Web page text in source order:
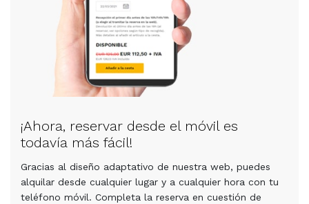
¡Ahora, reservar desde el móvil es
todavía más fácil!
Gracias al diseño adaptativo de nuestra web, puedes
alquilar desde cualquier lugar y a cualquier hora con tu
teléfono móvil. Completa la reserva en cuestión de